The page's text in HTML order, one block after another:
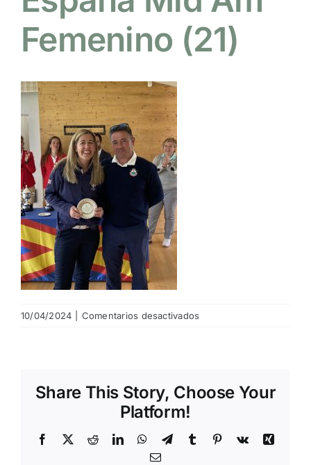
NOTICIAS
OFERTAS
RESERVAR
Femenino (21)
10/04/2024 Comentarios desactivados
Mid
(21)
Share This Story, Choose Your
Platform!
Facebook
X RedditLinkedInWhatsApp
TelegramTumblr Pinterest
Vk
Xing
Email